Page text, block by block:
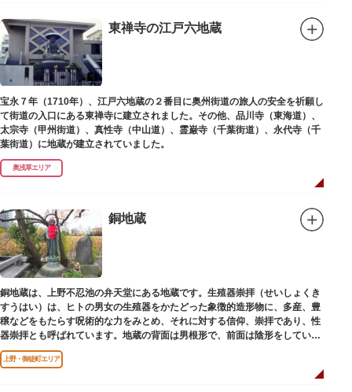
東禅寺の江戸六地蔵
宝永７年（1710年）、江戸六地蔵の２番目に奥州街道の旅人の安全を祈願し
て街道の入口にある東禅寺に建立されました。その他、品川寺（東海道）、
太宗寺（甲州街道）、真性寺（中山道）、霊巌寺（千葉街道）、永代寺（千
葉街道）に地蔵が建立されていました。
奥浅草エリア
銅地蔵
銅地蔵は、上野不忍池の弁天堂にある地蔵です。生殖器崇拝（せいしょくき
すうはい）は、ヒトの男女の生殖器をかたどった象徴的造形物に、多産、豊
穣などをもたらす呪術的な力をみとめ、それに対する信仰、崇拝であり、性
器崇拝とも呼ばれています。地蔵の背面は男根形で、前面は陰形をしていま
す。
上野・御徒町エリア